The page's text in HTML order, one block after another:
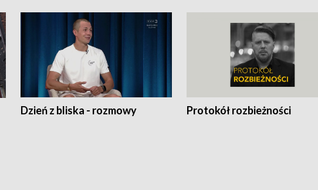
Dzień z bliska - rozmowy Protokół rozbieżności